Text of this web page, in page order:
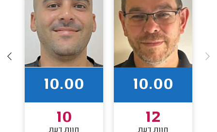
10.00
12
חוות דעת
10.00
10
חוות דעת